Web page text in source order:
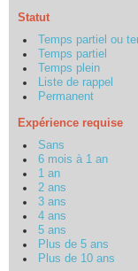
Statut
Temps partiel ou
Temps partiel
Temps plein
Liste de rappel
Permanent
Expérience requise
Sans
6 mois à 1 an
1 an
2 ans
3 ans
4 ans
5 ans
Plus de 5 ans
Plus de 10 ans